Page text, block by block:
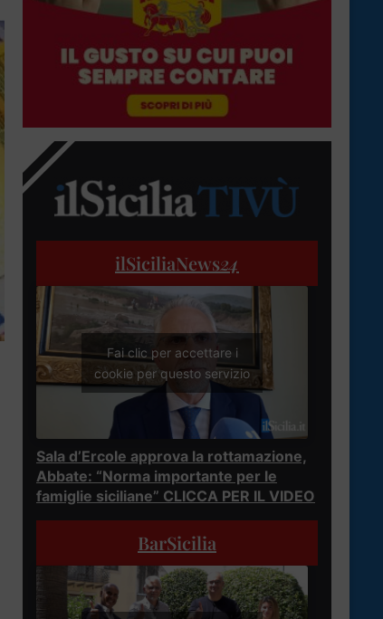
ilSiciliaNews24
Fai clic per accettare i
cookie per questo servizio
Sala d’Ercole approva la rottamazione,
Abbate: “Norma importante per le
famiglie siciliane” CLICCA PER IL VIDEO
BarSicilia